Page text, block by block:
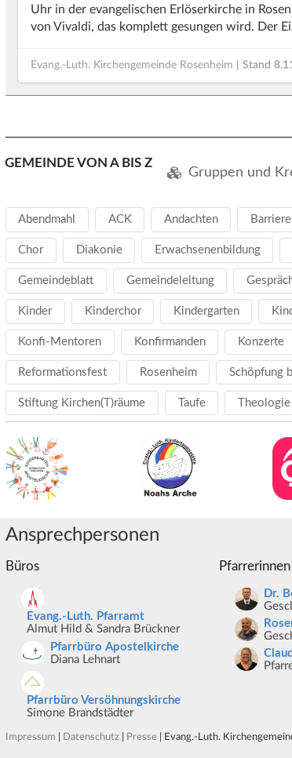
Uhr in der evangelischen Erlöserkirche in
von Vivaldi, das komplett gesungen wird. Der
Evang.-Luth. Kirchengemeinde Rosenheim | Stand
GEMEINDE VON A BIS Z
Gruppen und
Abendmahl ACK Andachten
Chor Diakonie Erwachsenenbildung
Gemeindeblatt Gemeindeleitung
Kinder Kinderchor Kindergarten
Konfi-Mentoren Konfirmanden Konzerte
Reformationsfest Rosenheim Schöpfung
Stiftung Kirchen(T)räume Taufe Theologie
Ansprechpersonen
Büros
Evang.-Luth. Pfarramt
Almut Hild & Sandra Brückner
Pfarrbüro Apostelkirche
Diana Lehnart
Pfarrbüro Versöhnungskirche
Simone Brandstädter
Dr.
Impressum Datenschutz| Presse| Evang.-Luth.